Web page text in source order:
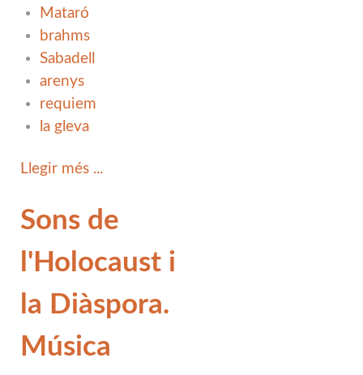
Mataró
brahms
Sabadell
arenys
requiem
la gleva
Llegir més ...
Sons de
l'Holocaust i
la Diàspora.
Música